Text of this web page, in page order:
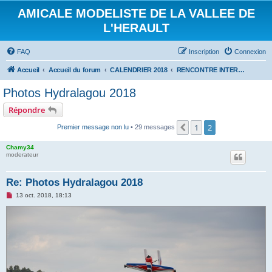
AMICALE MODELISTE DE LA VALLEE DE
L'HERAULT
FAQ Connexion
Inscription
Accueil Accueil du forum CALENDRIER 2018 RENCONTRE INTERNATIONALE HYDRALAGOU DU 6 ET 7 OCTOBRE 2018
Photos Hydralagou 2018
Répondre
Premier message non lu• 29 messages Précédent
1 2
Chamy34
moderateur
Re: Photos Hydralagou 2018
M
l
13 oct. 2018, 18:13